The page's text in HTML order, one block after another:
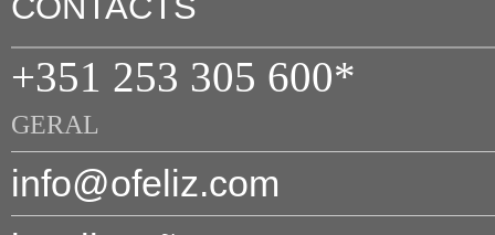
+351 253 305 600*
GERAL
info@ofeliz.com